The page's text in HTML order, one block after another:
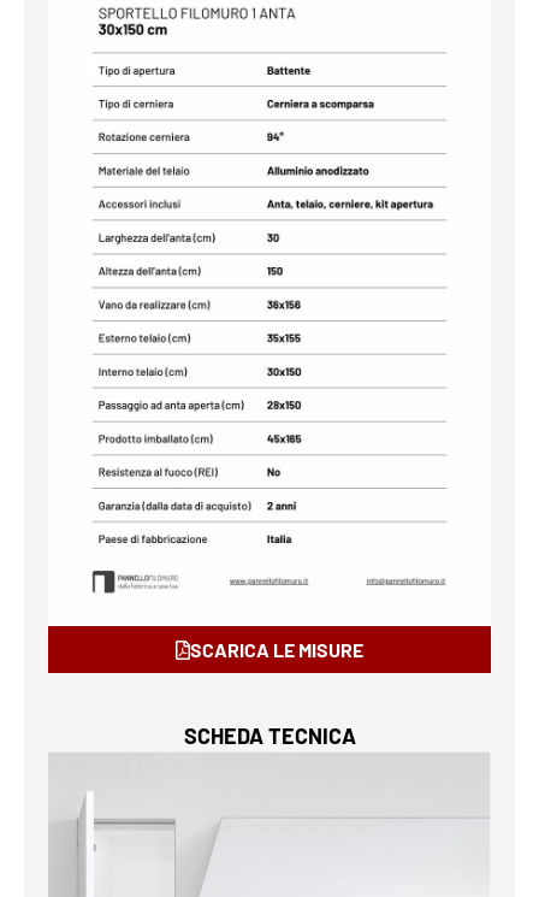
SCARICA LE MISURE
SCHEDA TECNICA